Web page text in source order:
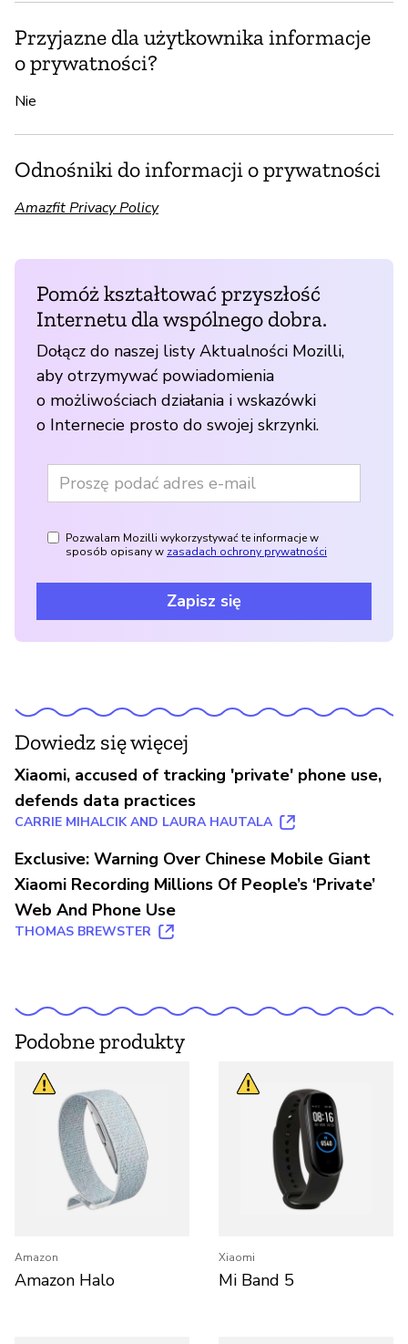
Przyjazne dla użytkownika informacje
o prywatności?
Nie
Odnośniki do informacji o prywatności
Amazfit Privacy Policy
Pomóż kształtować przyszłość
Internetu dla wspólnego dobra.
Dołącz do naszej listy Aktualności Mozilli,
aby otrzymywać powiadomienia
o możliwościach działania i wskazówki
o Internecie prosto do swojej skrzynki.
Pozwalam Mozilli wykorzystywać te informacje w
sposób opisany w zasadach ochrony prywatności
Zapisz się
Dowiedz się więcej
Xiaomi, accused of tracking 'private' phone use,
defends data practices
CARRIE MIHALCIK AND LAURA HAUTALA
Exclusive: Warning Over Chinese Mobile Giant
Xiaomi Recording Millions Of People’s ‘Private’
Web And Phone Use
THOMAS BREWSTER
Podobne produkty
Amazon
Amazon Halo
Xiaomi
Mi Band 5